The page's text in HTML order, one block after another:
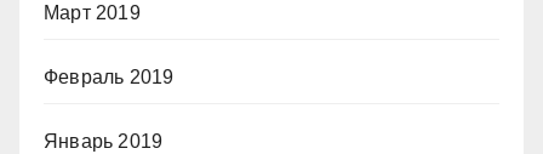
Март 2019
Февраль 2019
Январь 2019